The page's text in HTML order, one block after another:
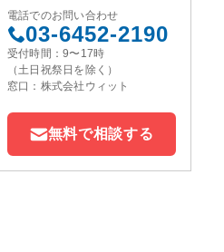
電話でのお問い合わせ
03-6452-2190
受付時間：9〜17時
（土日祝祭日を除く）
窓口：株式会社ウィット
無料で相談する